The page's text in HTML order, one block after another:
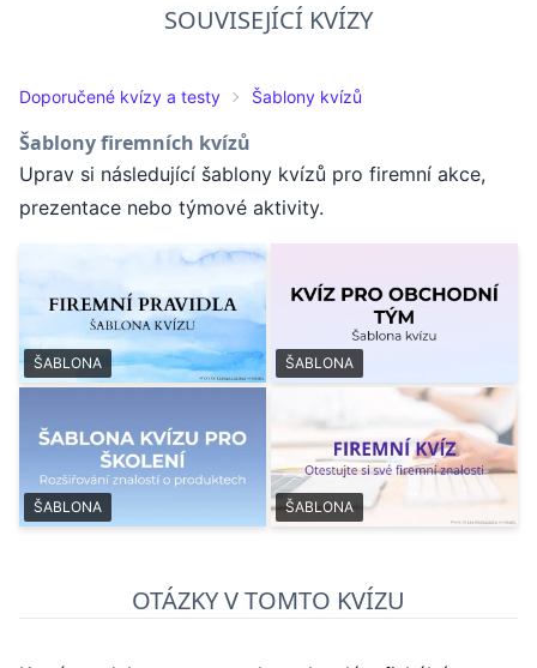
SOUVISEJÍCÍ KVÍZY
Doporučené kvízy a testy Šablony kvízů
Šablony firemních kvízů
Uprav si následující šablony kvízů pro firemní akce,
prezentace nebo týmové aktivity.
ŠABLONA ŠABLONA
ŠABLONA ŠABLONA
OTÁZKY V TOMTO KVÍZU